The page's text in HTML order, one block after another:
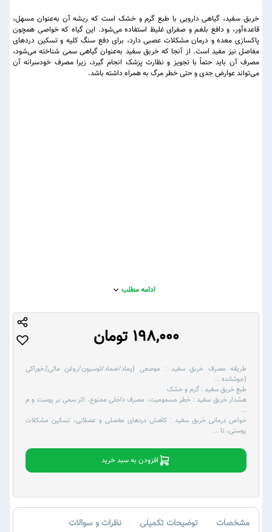
خربق سفید، گیاهی دارویی با طبع گرم و خشک است که ریشه آن به‌عنوان مسهل،
قاعده‌آور، و دافع بلغم و صفرای غلیظ استفاده می‌شود. این گیاه که خواصی همچون
پاکسازی معده و درمان مشکلات عصبی دارد، برای دفع سنگ کلیه و تسکین دردهای
مفاصل نیز مفید است. از آنجا که خربق سفید به‌عنوان گیاهی سمی شناخته می‌شود،
مصرف آن باید حتماً با تجویز و نظارت پزشک انجام گیرد، زیرا مصرف خودسرانه آن
می‌تواند عوارض جدی و حتی خطر مرگ به همراه داشته باشد.
ادامه مطلب
198,000 تومان
طریقه مصرف خربق سفید : موضعی (پماد/ضماد/لوسیون/روغن مالی),خوراکی
(جوشانده...
طبع خربق سفید : گرم و خشک
هشدار خربق سفید : خطر مسمومیت، مصرف داخلی ممنوع، اثر سمی بر پوست و م
...
خواص درمانی خربق سفید : کاهش دردهای مفصلی و عضلانی، تسکین مشکلات
پوستی، تا ...
افزودن به سبد خرید
مشخصات توضیحات تکمیلی نظرات و سوالات